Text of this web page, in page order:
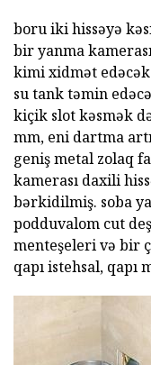
boru iki hissəyə
bir yanma
kimi xidmət
su tank təmin
kiçik slot kəsmək
mm, eni dartma
geniş metal zolaq
kamerası daxili
bərkidilmiş. soba
podduvalom cut
menteşeleri və bir
qapı istehsal,